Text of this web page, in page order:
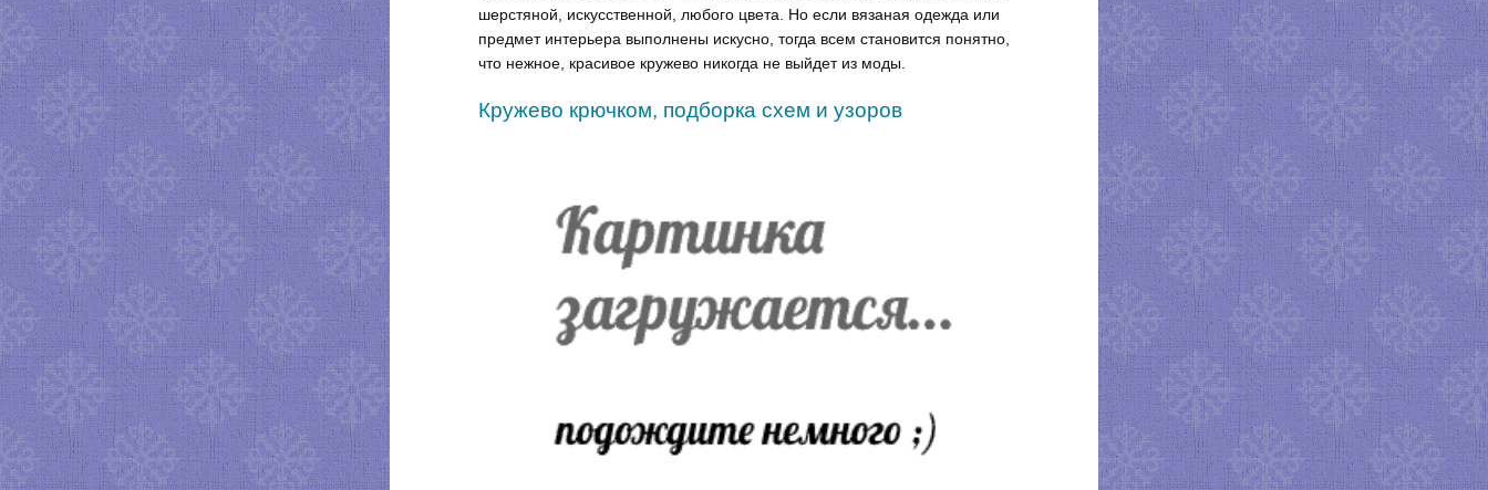
шерстяной, искусственной, любого цвета. Но если вязаная одежда или
предмет интерьера выполнены искусно, тогда всем становится понятно,
что нежное, красивое кружево никогда не выйдет из моды.
Кружево крючком, подборка схем и узоров